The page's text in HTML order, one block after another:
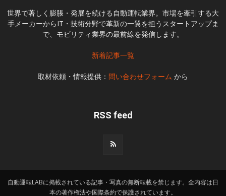
世界で著しく膨脹・発展を続ける自動運転業界。市場を牽引する大
手メーカーからIT・技術分野で革新の一翼を担うスタートアップま
で、モビリティ業界の最前線を発信します。
新着記事一覧
取材依頼・情報提供： 問い合わせフォーム から
RSS feed
自動運転LABに掲載されている記事・写真の無断転載を禁じます。全内容は日
本の著作権法や国際条約で保護されています。